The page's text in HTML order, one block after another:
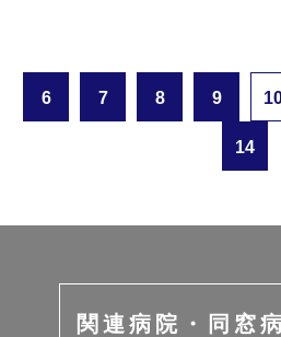
6 7 8 9
14
関連病院・同窓